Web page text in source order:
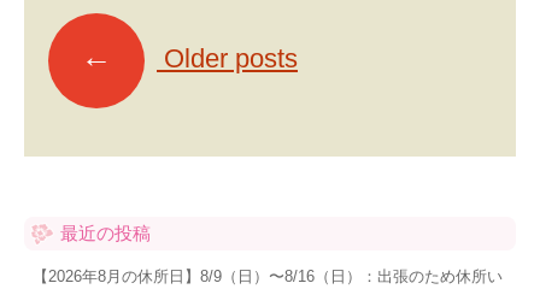
a
g
← Older posts
最近の投稿
【2026年8月の休所日】8/9（日）〜8/16（日）：出張のため休所い